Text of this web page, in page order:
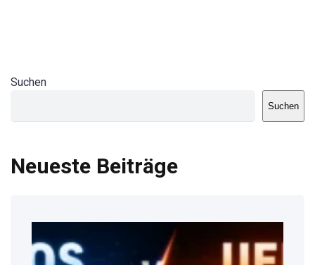
Suchen
Suchen
Neueste Beiträge